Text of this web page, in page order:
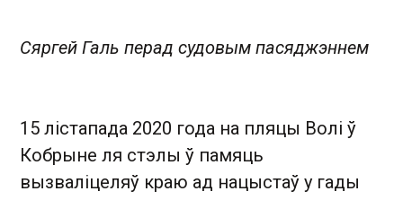
Сяргей Галь перад судовым пасяджэннем
15 лістапада 2020 года на пляцы Волі ў
Кобрыне ля стэлы ў памяць
вызваліцеляў краю ад нацыстаў у гады